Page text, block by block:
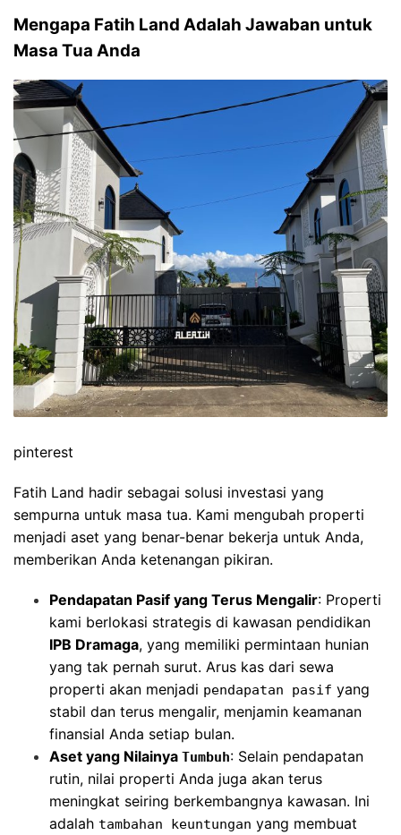
Mengapa Fatih Land Adalah Jawaban untuk
Masa Tua Anda
pinterest
Fatih Land hadir sebagai solusi investasi yang
sempurna untuk masa tua. Kami mengubah properti
menjadi aset yang benar-benar bekerja untuk Anda,
memberikan Anda ketenangan pikiran.
Pendapatan Pasif yang Terus Mengalir: Properti
kami berlokasi strategis di kawasan pendidikan
IPB Dramaga, yang memiliki permintaan hunian
yang tak pernah surut. Arus kas dari sewa
properti akan menjadi pendapatan pasif yang
stabil dan terus mengalir, menjamin keamanan
finansial Anda setiap bulan.
Aset yang Nilainya Tumbuh: Selain pendapatan
rutin, nilai properti Anda juga akan terus
meningkat seiring berkembangnya kawasan. Ini
adalah tambahan keuntungan yang membuat